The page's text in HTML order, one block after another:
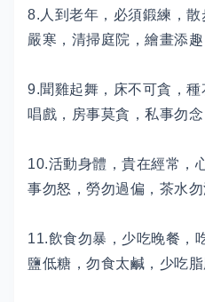
8.人到老年，必須鍛練，
嚴寒，清掃庭院，繪畫添趣
9.聞雞起舞，床不可貪，
唱戲，房事莫貪，私事勿念
10.活動身體，貴在經常，
事勿怒，勞勿過偏，茶水勿
11.飲食勿暴，少吃晚餐，
鹽低糖，勿食太鹹，少吃脂